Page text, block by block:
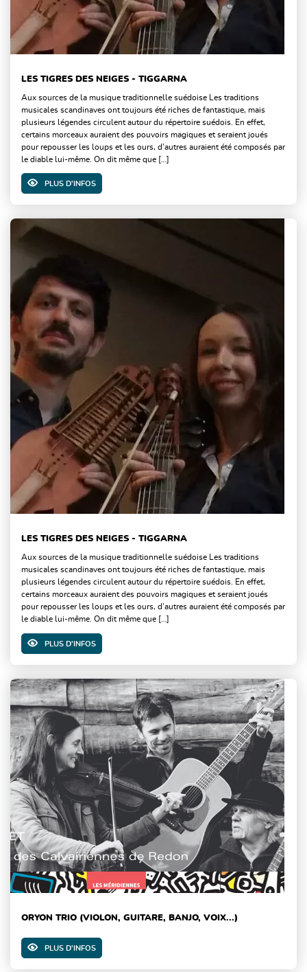
LES TIGRES DES NEIGES - TIGGARNA
Aux sources de la musique traditionnelle suédoise Les traditions
musicales scandinaves ont toujours été riches de fantastique, mais
plusieurs légendes circulent autour du répertoire suédois. En effet,
certains morceaux auraient des pouvoirs magiques et seraient joués
pour repousser les loups et les ours, d’autres auraient été composés par
le diable lui-même. On dit même que […]
PLUS D'INFOS
LES TIGRES DES NEIGES - TIGGARNA
Aux sources de la musique traditionnelle suédoise Les traditions
musicales scandinaves ont toujours été riches de fantastique, mais
plusieurs légendes circulent autour du répertoire suédois. En effet,
certains morceaux auraient des pouvoirs magiques et seraient joués
pour repousser les loups et les ours, d’autres auraient été composés par
le diable lui-même. On dit même que […]
PLUS D'INFOS
ORYON TRIO (VIOLON, GUITARE, BANJO, VOIX...)
PLUS D'INFOS